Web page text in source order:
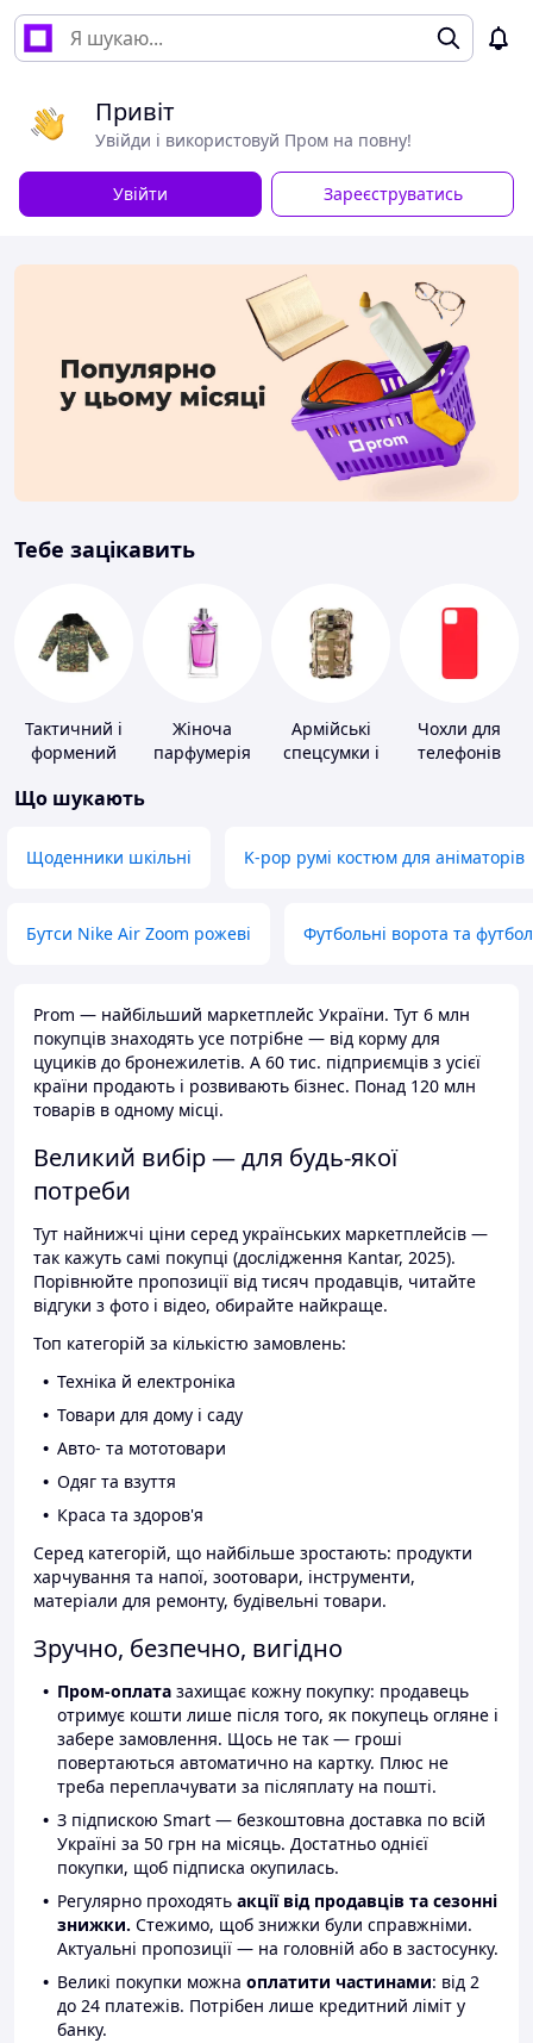
Привіт
Увійди і використовуй Пром на повну!
Увійти Зареєструватись
Тебе зацікавить
Тактичний і
формений
Жіноча
парфумерія
Армійські
спецсумки і
Чохли для
телефонів
Що шукають
Щоденники шкільні K-pop румі костюм для аніматорів
Бутси Nike Air Zoom рожеві Футбольні ворота та
Prom — найбільший маркетплейс України. Тут 6 млн
покупців знаходять усе потрібне — від корму для
цуциків до бронежилетів. А 60 тис. підприємців з усієї
країни продають і розвивають бізнес. Понад 120 млн
товарів в одному місці.
Великий вибір — для будь-якої
потреби
Тут найнижчі ціни серед українських маркетплейсів —
так кажуть самі покупці (дослідження Kantar, 2025).
Порівнюйте пропозиції від тисяч продавців, читайте
відгуки з фото і відео, обирайте найкраще.
Топ категорій за кількістю замовлень:
Техніка й електроніка
Товари для дому і саду
Авто- та мототовари
Одяг та взуття
Краса та здоров'я
Серед категорій, що найбільше зростають: продукти
харчування та напої, зоотовари, інструменти,
матеріали для ремонту, будівельні товари.
Зручно, безпечно, вигідно
Пром-оплата захищає кожну покупку: продавець
отримує кошти лише після того, як покупець огляне і
забере замовлення. Щось не так — гроші
повертаються автоматично на картку. Плюс не
треба переплачувати за післяплату на пошті.
З підпискою Smart — безкоштовна доставка по всій
Україні за 50 грн на місяць. Достатньо однієї
покупки, щоб підписка окупилась.
Регулярно проходять акції від продавців та сезонні
знижки. Стежимо, щоб знижки були справжніми.
Актуальні пропозиції — на головній або в застосунку.
Великі покупки можна оплатити частинами: від 2
до 24 платежів. Потрібен лише кредитний ліміт у
банку.